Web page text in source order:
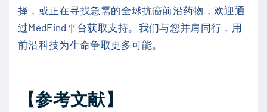
择，或正在寻找急需的全球抗癌前沿药物，欢迎通
过MedFind平台获取支持。我们与您并肩同行，用
前沿科技为生命争取更多可能。
【参考文献】